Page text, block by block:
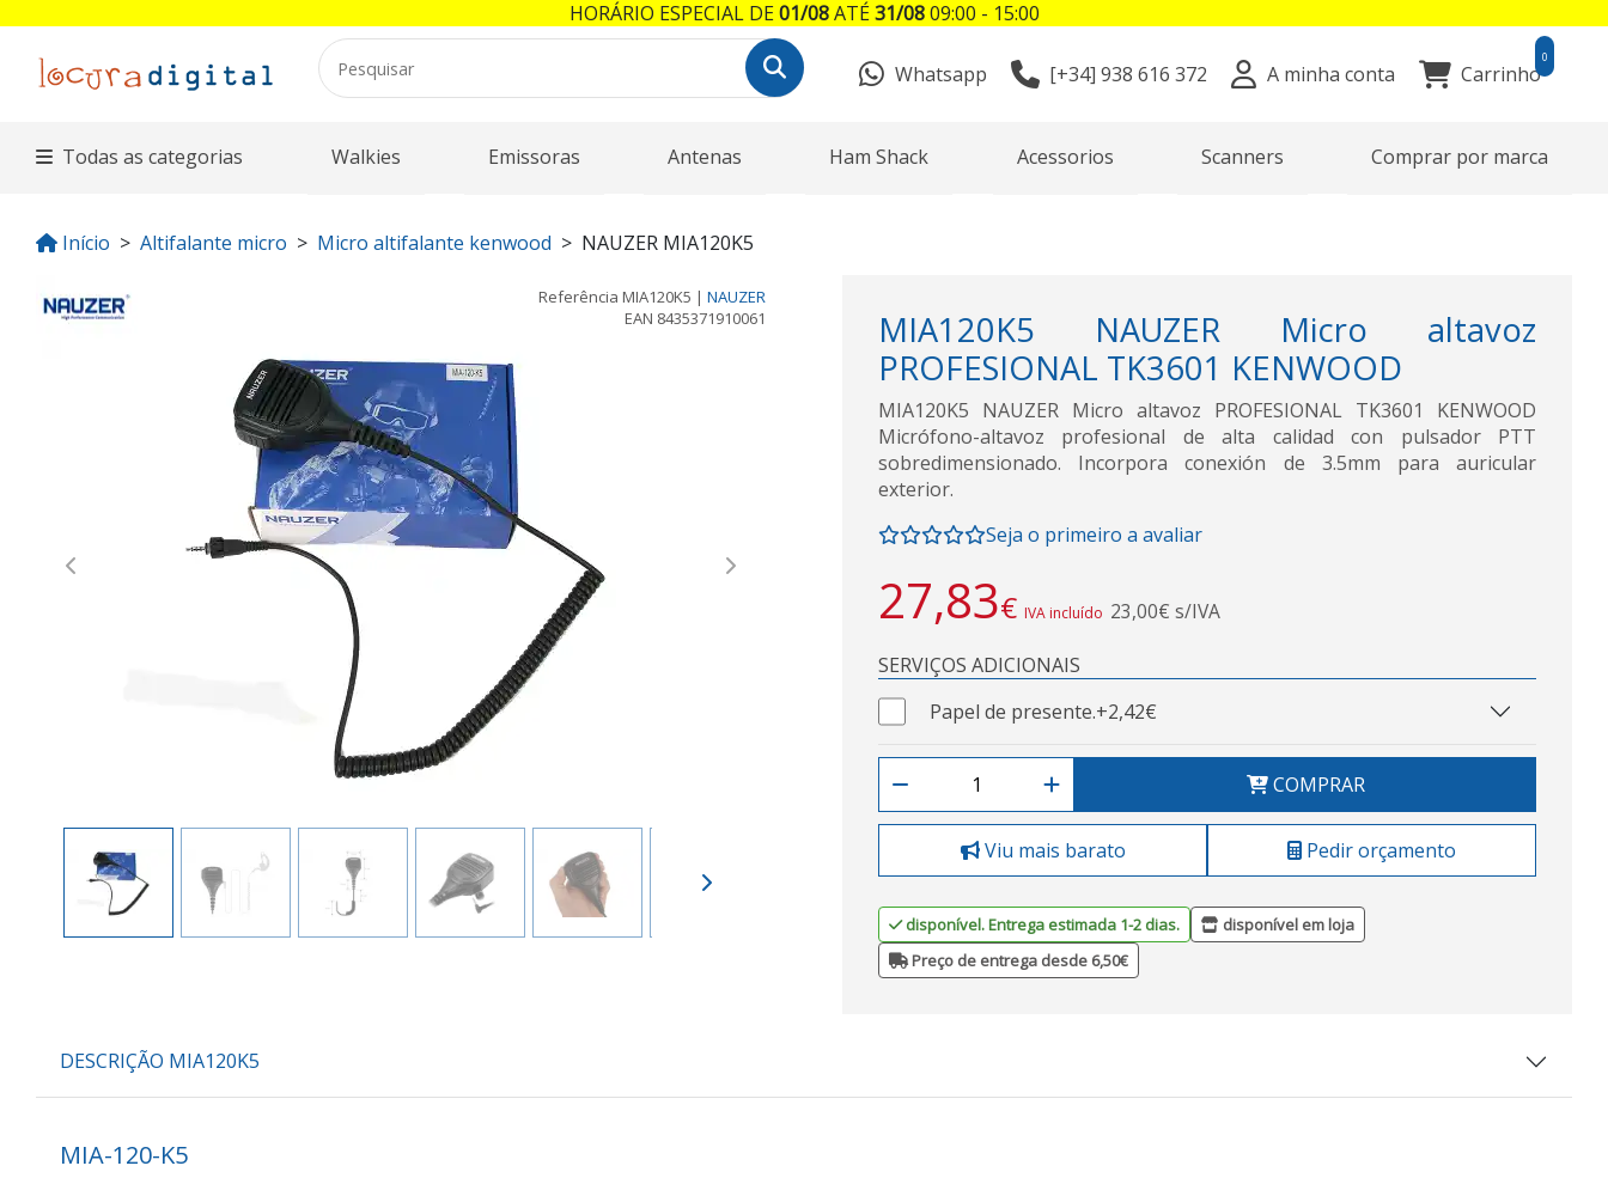
Whatsapp [+34] 938 616 372 A minha conta Carrinho
0
Todas as categorias Walkies Emissoras Antenas Ham Shack Acessorios Scanners Comprar por marca
Início Altifalante micro Micro altifalante kenwood NAUZER MIA120K5
Referência MIA120K5 | NAUZER
EAN 8435371910061
Previous Next
MIA120K5 NAUZER Micro altavoz
PROFESIONAL TK3601 KENWOOD
MIA120K5 NAUZER Micro altavoz PROFESIONAL TK3601 KENWOOD
Micrófono-altavoz profesional de alta calidad con pulsador PTT
sobredimensionado. Incorpora conexión de 3.5mm para auricular
exterior.
Seja o primeiro a avaliar
27,83€ IVA incluído 23,00€ s/IVA
SERVIÇOS ADICIONAIS
Papel de presente.+2,42€
COMPRAR
Viu mais barato Pedir orçamento
disponível. Entrega estimada 1-2 dias.
disponível em loja
Preço de entrega desde 6,50€
DESCRIÇÃO MIA120K5
MIA-120-K5
HORÁRIO ESPECIAL DE01/08ATÉ31/0809:00 - 15:00